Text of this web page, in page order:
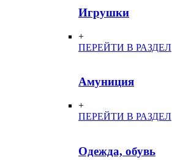
Игрушки
+
ПЕРЕЙТИ В РАЗДЕЛ
Амуниция
+
ПЕРЕЙТИ В РАЗДЕЛ
Одежда, обувь